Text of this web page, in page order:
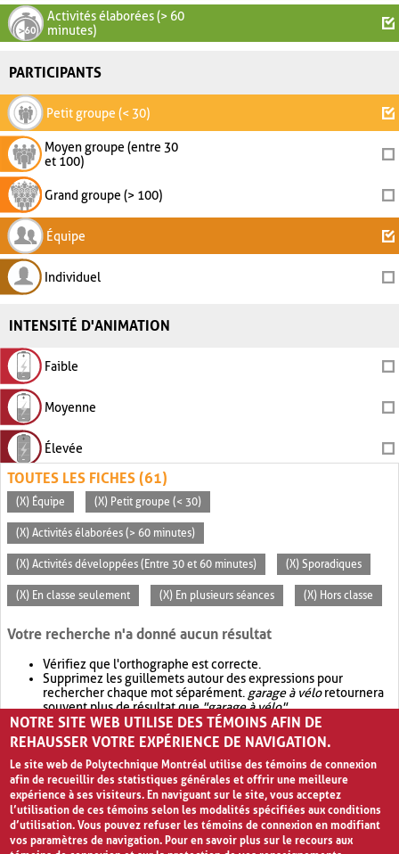
Activités élaborées (> 60
minutes)
PARTICIPANTS
Petit groupe (< 30)
Moyen groupe (entre 30
et 100)
Grand groupe (> 100)
Équipe
Individuel
INTENSITÉ D'ANIMATION
Faible
Moyenne
Élevée
TOUTES LES FICHES (61)
(X) Équipe (X) Petit groupe (< 30)
(X) Activités élaborées (> 60 minutes)
(X) Activités développées (Entre 30 et 60 minutes) (X) Sporadiques
(X) En classe seulement (X) En plusieurs séances (X) Hors classe
Votre recherche n'a donné aucun résultat
Vérifiez que l'orthographe est correcte.
Supprimez les guillemets autour des expressions pour
rechercher chaque mot séparément. garage à véloretournera
souvent plus de résultat que"garage à vélo".
Envisagez d'élargir votre recherche avec OR.garage OR vélo
retournera souvent plus de résultat quegarage à vélo
NOTRE SITE WEB UTILISE DES TÉMOINS AFIN DE
REHAUSSER VOTRE EXPÉRIENCE DE NAVIGATION.
Le site web de Polytechnique Montréal utilise des témoins de connexion
afin de recueillir des statistiques générales et offrir une meilleure
expérience à ses visiteurs. En naviguant sur le site, vous acceptez
l’utilisation de ces témoins selon les modalités spécifiées aux conditions
d’utilisation. Vous pouvez refuser les témoins de connexion en modifiant
vos paramètres de navigation. Pour en savoir plus sur le recours aux